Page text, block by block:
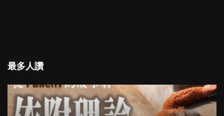
最多人讚